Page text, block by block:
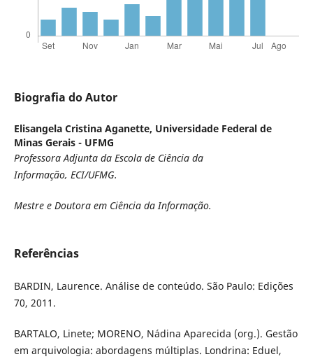
Biografia do Autor
Elisangela Cristina Aganette, Universidade Federal de
Minas Gerais - UFMG
Professora Adjunta da Escola de Ciência da
Informação, ECI/UFMG.
Mestre e Doutora em Ciência da Informação.
Referências
BARDIN, Laurence. Análise de conteúdo. São Paulo: Edições
70, 2011.
BARTALO, Linete; MORENO, Nádina Aparecida (org.). Gestão
em arquivologia: abordagens múltiplas. Londrina: Eduel,